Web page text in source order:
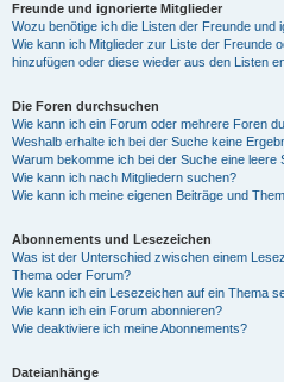
Freunde und ignorierte Mitglieder
Wozu benötige ich die Listen der Freunde und
Wie kann ich Mitglieder zur Liste der Freunde
hinzufügen oder diese wieder aus den Listen
Die Foren durchsuchen
Wie kann ich ein Forum oder mehrere Foren
Weshalb erhalte ich bei der Suche keine
Warum bekomme ich bei der Suche eine leere
Wie kann ich nach Mitgliedern suchen?
Wie kann ich meine eigenen Beiträge und
Abonnements und Lesezeichen
Was ist der Unterschied zwischen einem
Thema oder Forum?
Wie kann ich ein Lesezeichen auf ein Thema
Wie kann ich ein Forum abonnieren?
Wie deaktiviere ich meine Abonnements?
Dateianhänge